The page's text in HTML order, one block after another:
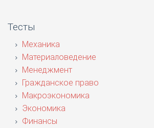
Тесты
Механика
Материаловедение
Менеджмент
Гражданское право
Макроэкономика
Экономика
Финансы